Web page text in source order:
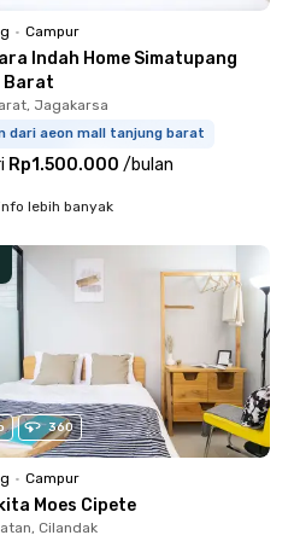
• Campur
Indah Home Simatupang
Barat
Jagakarsa
dari aeon mall tanjung barat
Rp1.500.000 /bulan
lebih banyak
360
• Campur
Moes Cipete
Cilandak